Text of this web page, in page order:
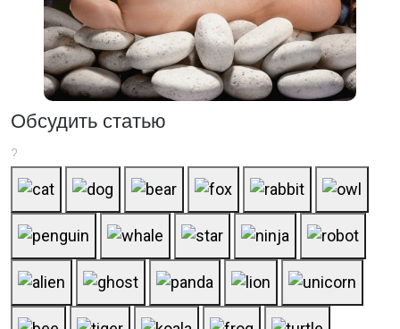
Обсудить статью
?